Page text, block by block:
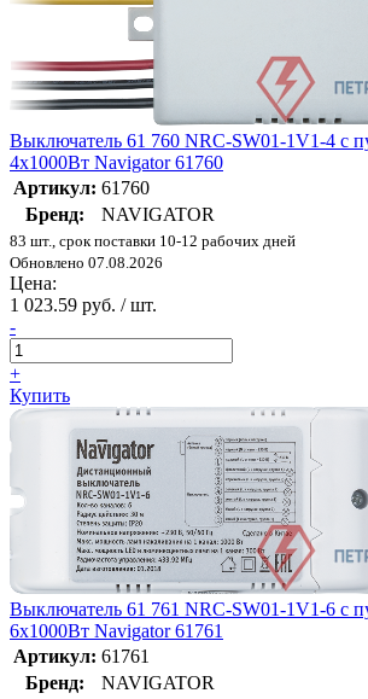
Выключатель 61 760 NRC-SW01-1V1-4 с
4х1000Вт Navigator 61760
Артикул: 61760
Бренд:
NAVIGATOR
83 шт., срок поставки 10-12 рабочих дней
Обновлено 07.08.2026
Цена:
1 023.59 руб. / шт.
-
+
Купить
Выключатель 61 761 NRC-SW01-1V1-6 с
6х1000Вт Navigator 61761
Артикул: 61761
Бренд:
NAVIGATOR